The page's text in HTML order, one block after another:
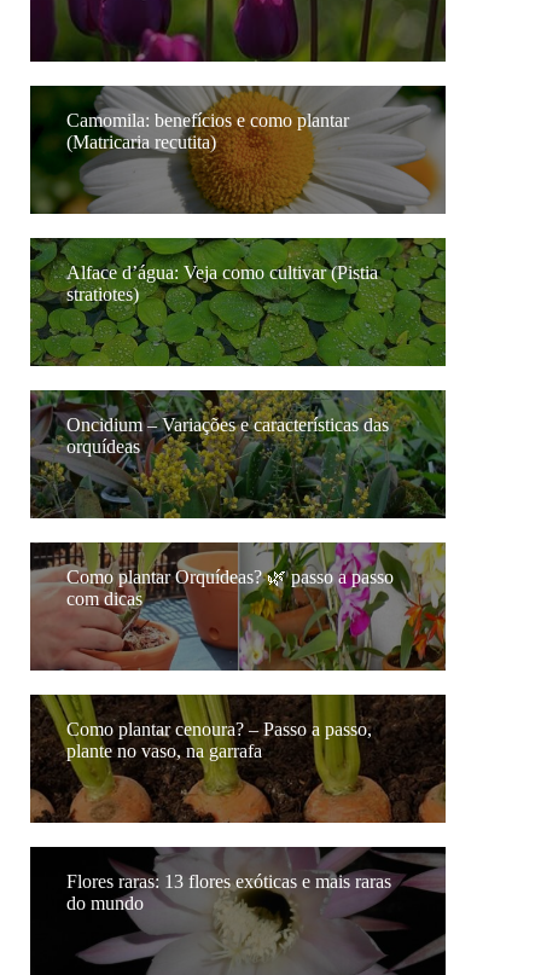
Camomila: benefícios e como plantar
(Matricaria recutita)
Alface d’água: Veja como cultivar (Pistia
stratiotes)
Oncidium – Variações e características das
orquídeas
Como plantar Orquídeas? 🌿 passo a passo
com dicas
Como plantar cenoura? – Passo a passo,
plante no vaso, na garrafa
Flores raras: 13 flores exóticas e mais raras
do mundo